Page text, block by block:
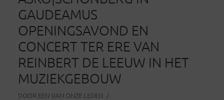
GAUDEAMUS
OPENINGSAVOND EN
CONCERT TER ERE VAN
REINBERT DE LEEUW IN HET
MUZIEKGEBOUW
DOOR EEN VAN ONZE LEDEN